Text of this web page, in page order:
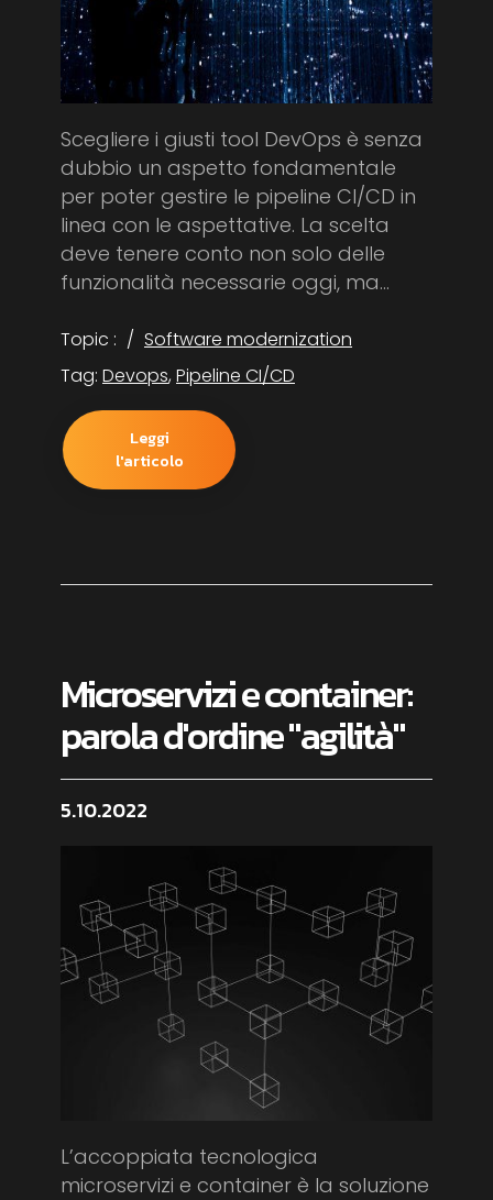
Scegliere i giusti tool DevOps è senza
dubbio un aspetto fondamentale
per poter gestire le pipeline CI/CD in
linea con le aspettative. La scelta
deve tenere conto non solo delle
funzionalità necessarie oggi, ma...
Topic :
Software modernization
Tag: Devops, Pipeline CI/CD
Leggi
l'articolo
Microservizi e container:
parola d'ordine "agilità"
5.10.2022
L’accoppiata tecnologica
microservizi e container è la soluzione